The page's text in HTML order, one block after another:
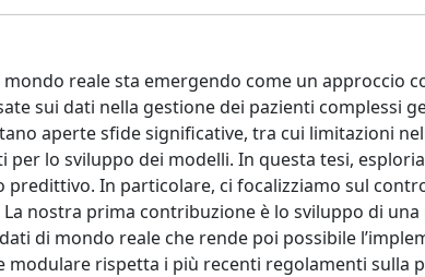
reale sta emergendo come un approccio
sui dati nella gestione dei pazienti complessi
aperte sfide significative, tra cui limitazioni
per lo sviluppo dei modelli. In questa tesi,
In particolare, ci focalizziamo sul
nostra prima contribuzione è lo sviluppo di
di mondo reale che rende poi possibile
rispetta i più recenti regolamenti sulla